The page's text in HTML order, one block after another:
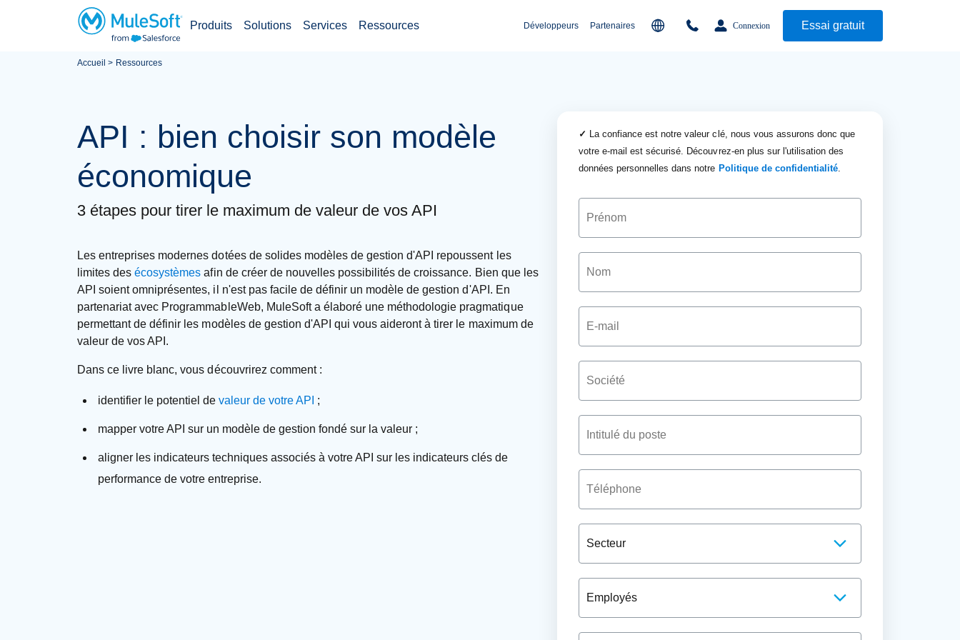
Accéder
principal
Produits Solutions Services Ressources Développeurs Partenaires Connexion Essai gratuit
Accueil Ressources
API : bien choisir son modèle
économique
3 étapes pour tirer le maximum de valeur de vos API
✓ La confiance est notre valeur clé, nous vous assurons donc que
votre e-mail est sécurisé. Découvrez-en plus sur l'utilisation des
données personnelles dans notre Politique de confidentialité.
Les entreprises modernes dotées de solides modèles de gestion d'API repoussent les
limites desécosystèmes afin de créer de nouvelles possibilités de croissance. Bien que les
API soient omniprésentes, il n'est pas facile de définir un modèle de gestion d'API. En
partenariat avec ProgrammableWeb, MuleSoft a élaboré une méthodologie pragmatique
permettant de définir les modèles de gestion d'API qui vous aideront à tirer le maximum de
valeur de vos API.
Dans ce livre blanc, vous découvrirez comment :
identifier le potentiel de valeur de votre API ;
mapper votre API sur un modèle de gestion fondé sur la valeur ;
aligner les indicateurs techniques associés à votre API sur les indicateurs clés de
performance de votre entreprise.